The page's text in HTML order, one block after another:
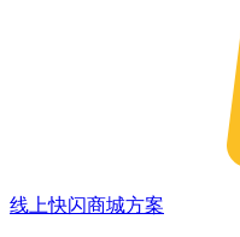
线上快闪商城方案